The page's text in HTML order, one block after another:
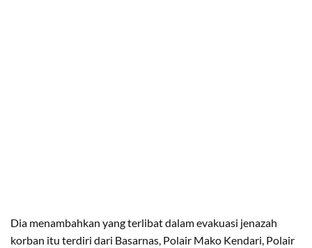
Dia menambahkan yang terlibat dalam evakuasi jenazah
korban itu terdiri dari Basarnas, Polair Mako Kendari, Polair